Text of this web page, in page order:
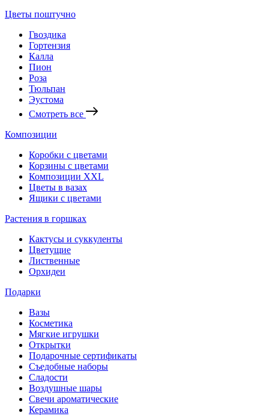
Цветы поштучно
Гвоздика
Гортензия
Калла
Пион
Роза
Тюльпан
Эустома
Смотреть все
Композиции
Коробки с цветами
Корзины с цветами
Композиции XXL
Цветы в вазах
Ящики с цветами
Растения в горшках
Кактусы и суккуленты
Цветущие
Лиственные
Орхидеи
Подарки
Вазы
Косметика
Мягкие игрушки
Открытки
Подарочные сертификаты
Съедобные наборы
Сладости
Воздушные шары
Свечи ароматические
Керамика